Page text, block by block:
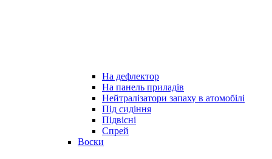
На дефлектор
На панель приладів
Нейтралізатори запаху в атомобілі
Під сидіння
Підвісні
Спрей
Воски